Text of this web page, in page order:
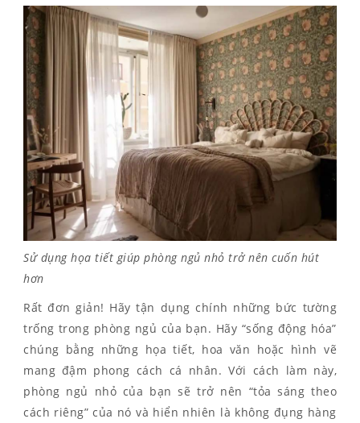
Sử dụng họa tiết giúp phòng ngủ nhỏ trở nên cuốn hút
hơn
Rất đơn giản! Hãy tận dụng chính những bức tường
trống trong phòng ngủ của bạn. Hãy “sống động hóa”
chúng bằng những họa tiết, hoa văn hoặc hình vẽ
mang đậm phong cách cá nhân. Với cách làm này,
phòng ngủ nhỏ của bạn sẽ trở nên “tỏa sáng theo
cách riêng” của nó và hiển nhiên là không đụng hàng